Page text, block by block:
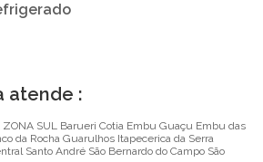
atende :
ZONA SUL Barueri Cotia Embu Guaçu Embu das
da Rocha Guarulhos Itapecerica da Serra
Santo André São Bernardo do Campo São